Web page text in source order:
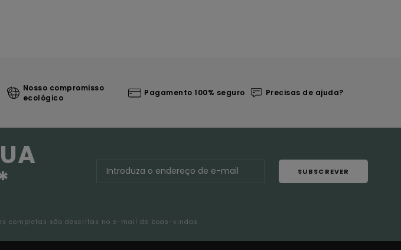
Nosso compromisso
ecológico
Pagamento 100% seguro Precisas de ajuda?
SUBSCREVER
completas são descritas no e-mail de boas-vindas